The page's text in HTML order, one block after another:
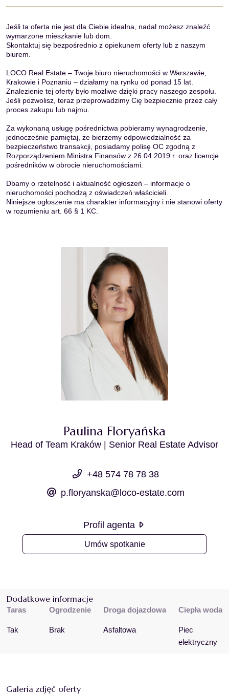
Jeśli ta oferta nie jest dla Ciebie idealna, nadal możesz znaleźć
wymarzone mieszkanie lub dom.
Skontaktuj się bezpośrednio z opiekunem oferty lub z naszym
biurem.
LOCO Real Estate – Twoje biuro nieruchomości w Warszawie,
Krakowie i Poznaniu – działamy na rynku od ponad 15 lat.
Znalezienie tej oferty było możliwe dzięki pracy naszego zespołu.
Jeśli pozwolisz, teraz przeprowadzimy Cię bezpiecznie przez cały
proces zakupu lub najmu.
Za wykonaną usługę pośrednictwa pobieramy wynagrodzenie,
jednocześnie pamiętaj, że bierzemy odpowiedzialność za
bezpieczeństwo transakcji, posiadamy polisę OC zgodną z
Rozporządzeniem Ministra Finansów z 26.04.2019 r. oraz licencje
pośredników w obrocie nieruchomościami.
Dbamy o rzetelność i aktualność ogłoszeń – informacje o
nieruchomości pochodzą z oświadczeń właścicieli.
Niniejsze ogłoszenie ma charakter informacyjny i nie stanowi oferty
w rozumieniu art. 66 § 1 KC.
Paulina Floryańska
Head of Team Kraków | Senior Real Estate Advisor
+48 574 78 78 38
p.floryanska@loco-estate.com
Profil agenta
Umów spotkanie
Dodatkowe informacje
Taras
Tak
Ogrodzenie
Brak
Droga dojazdowa
Asfaltowa
Ciepła woda
Piec
elektryczny
Galeria zdjęć oferty